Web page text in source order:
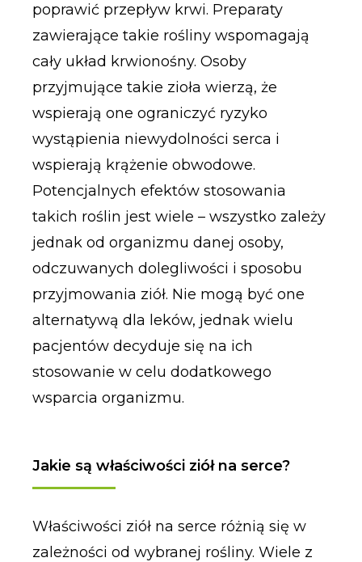
poprawić przepływ krwi. Preparaty
zawierające takie rośliny wspomagają
cały układ krwionośny. Osoby
przyjmujące takie zioła wierzą, że
wspierają one ograniczyć ryzyko
wystąpienia niewydolności serca i
wspierają krążenie obwodowe.
Potencjalnych efektów stosowania
takich roślin jest wiele – wszystko zależy
jednak od organizmu danej osoby,
odczuwanych dolegliwości i sposobu
przyjmowania ziół. Nie mogą być one
alternatywą dla leków, jednak wielu
pacjentów decyduje się na ich
stosowanie w celu dodatkowego
wsparcia organizmu.
Jakie są właściwości ziół na serce?
Właściwości ziół na serce różnią się w
zależności od wybranej rośliny. Wiele z